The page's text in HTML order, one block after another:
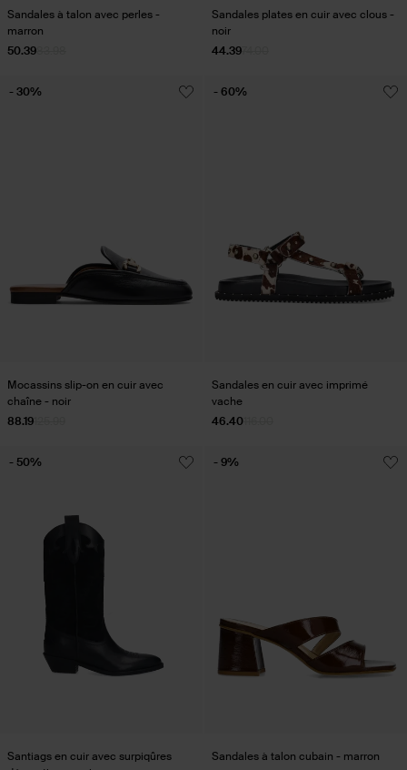
Sandales à talon avec perles -
marron
50.39
Sandales plates en cuir avec clous -
noir
44.39
Mocassins slip-on en cuir avec
chaîne - noir
88.19
- 30%
Sandales en cuir avec imprimé
vache
46.40
- 60%
Santiags en cuir avec surpiqûres
- 50%
Sandales à talon cubain - marron
- 9%